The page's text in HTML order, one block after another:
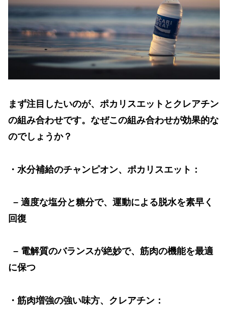
まず注目したいのが、ポカリスエットとクレアチン
の組み合わせです。なぜこの組み合わせが効果的な
のでしょうか？
・水分補給のチャンピオン、ポカリスエット：
– 適度な塩分と糖分で、運動による脱水を素早く
回復
– 電解質のバランスが絶妙で、筋肉の機能を最適
に保つ
・筋肉増強の強い味方、クレアチン：